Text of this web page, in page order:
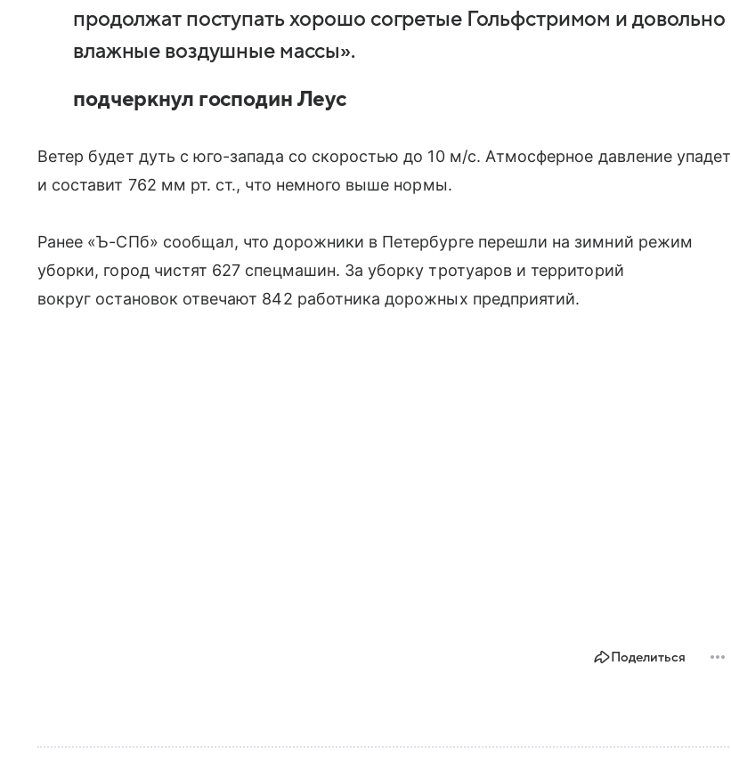
продолжат поступать хорошо согретые Гольфстримом и довольно
влажные воздушные массы».
подчеркнул господин Леус
Ветер будет дуть с юго-запада со скоростью до 10 м/с. Атмосферное давление упадет
и составит 762 мм рт. ст., что немного выше нормы.
Ранее «Ъ-СПб» сообщал, что дорожники в Петербурге перешли на зимний режим
уборки, город чистят 627 спецмашин. За уборку тротуаров и территорий
вокруг остановок отвечают 842 работника дорожных предприятий.
Поделиться